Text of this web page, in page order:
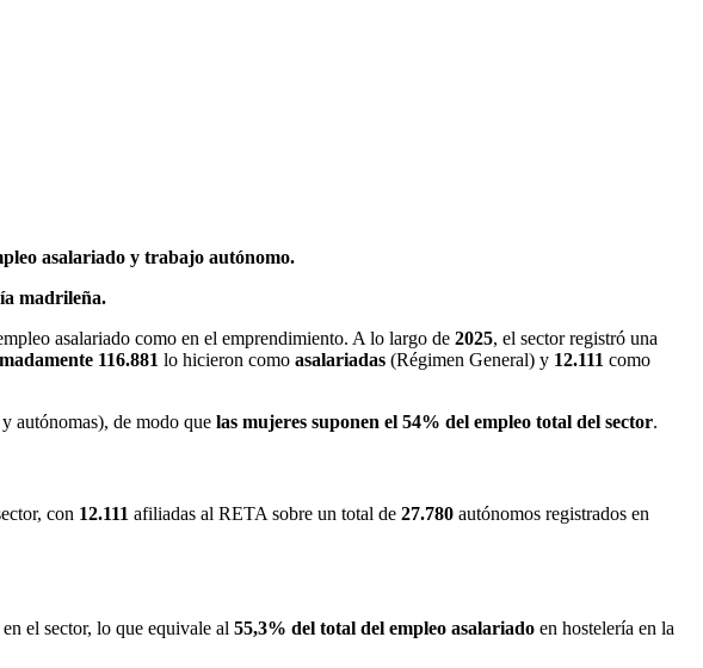
asalariado y trabajo autónomo.
madrileña.
asalariado como en el emprendimiento. A lo largo de 2025, el sector registró una
116.881 lo hicieron como asalariadas (Régimen General) y 12.111 como
autónomas), de modo que las mujeres suponen el 54% del empleo total del sector.
con 12.111 afiliadas al RETA sobre un total de 27.780 autónomos registrados en
el sector, lo que equivale al 55,3% del total del empleo asalariado en hostelería en la